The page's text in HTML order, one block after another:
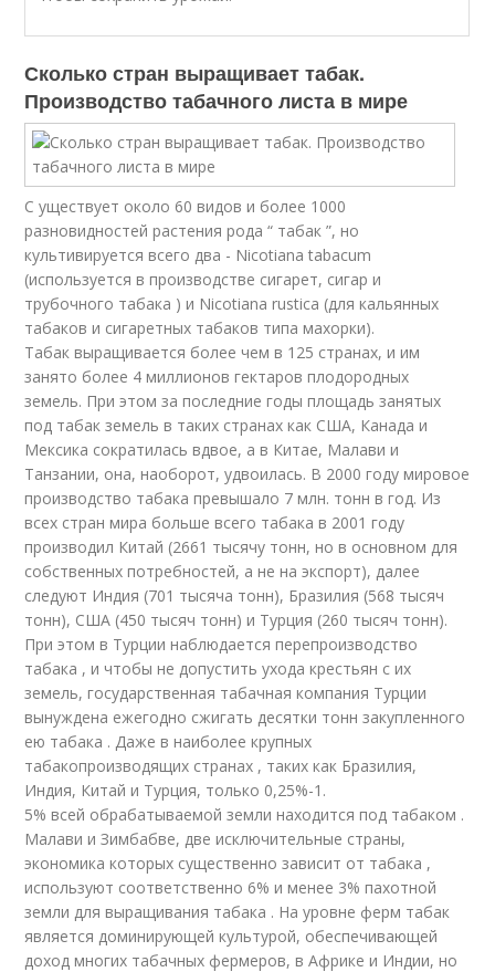
Сколько стран выращивает табак.
Производство табачного листа в мире
С уществует около 60 видов и более 1000
разновидностей растения рода “ табак ”, но
культивируется всего два - Nicotiana tabacum
(используется в производстве сигарет, сигар и
трубочного табака ) и Nicotiana rustica (для кальянных
табаков и сигаретных табаков типа махорки).
Табак выращивается более чем в 125 странах, и им
занято более 4 миллионов гектаров плодородных
земель. При этом за последние годы площадь занятых
под табак земель в таких странах как США, Канада и
Мексика сократилась вдвое, а в Китае, Малави и
Танзании, она, наоборот, удвоилась. В 2000 году мировое
производство табака превышало 7 млн. тонн в год. Из
всех стран мира больше всего табака в 2001 году
производил Китай (2661 тысячу тонн, но в основном для
собственных потребностей, а не на экспорт), далее
следуют Индия (701 тысяча тонн), Бразилия (568 тысяч
тонн), США (450 тысяч тонн) и Турция (260 тысяч тонн).
При этом в Турции наблюдается перепроизводство
табака , и чтобы не допустить ухода крестьян с их
земель, государственная табачная компания Турции
вынуждена ежегодно сжигать десятки тонн закупленного
ею табака . Даже в наиболее крупных
табакопроизводящих странах , таких как Бразилия,
Индия, Китай и Турция, только 0,25%-1.
5% всей обрабатываемой земли находится под табаком .
Малави и Зимбабве, две исключительные страны,
экономика которых существенно зависит от табака ,
используют соответственно 6% и менее 3% пахотной
земли для выращивания табака . На уровне ферм табак
является доминирующей культурой, обеспечивающей
доход многих табачных фермеров, в Африке и Индии, но